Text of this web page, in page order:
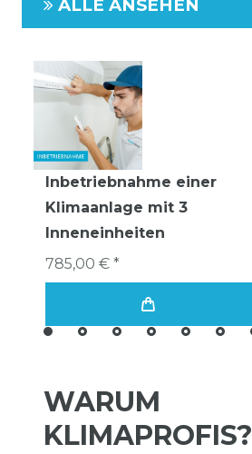
ALLE ANSEHEN
Inbetriebnahme einer
Klimaanlage mit 3
Inneneinheiten
785,00 € *
WARUM
KLIMAPROFIS?